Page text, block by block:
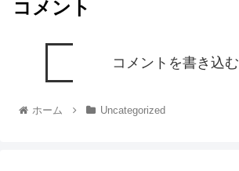
コメント
コメントを書き込む
ホーム Uncategorized